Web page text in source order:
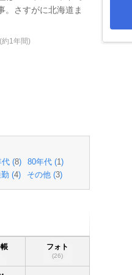
。さすがに北海道ま
1年間)
代 (8) 80年代 (1 )
(4) その他 (3)
フォト
(26)